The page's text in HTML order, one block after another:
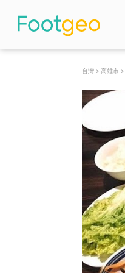
台灣 > 高雄市 >